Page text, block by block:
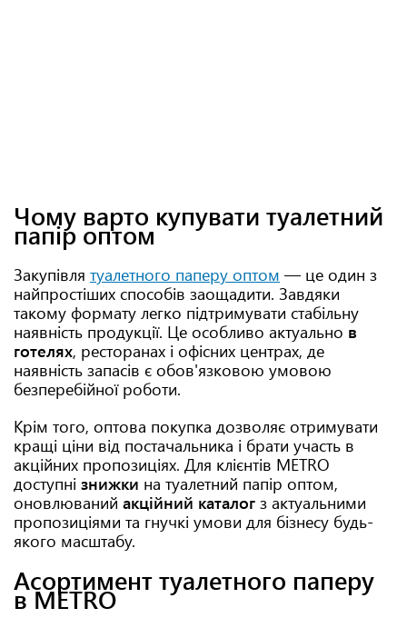
Чому варто купувати туалетний
папір оптом
Закупівля туалетного паперу оптом — це один з
найпростіших способів заощадити. Завдяки
такому формату легко підтримувати стабільну
наявність продукції. Це особливо актуально в
готелях, ресторанах і офісних центрах, де
наявність запасів є обов'язковою умовою
безперебійної роботи.
Крім того, оптова покупка дозволяє отримувати
кращі ціни від постачальника і брати участь в
акційних пропозиціях. Для клієнтів METRO
доступні знижки на туалетний папір оптом,
оновлюваний акційний каталог з актуальними
пропозиціями та гнучкі умови для бізнесу будь-
якого масштабу.
Асортимент туалетного паперу
в METRO